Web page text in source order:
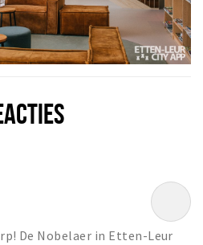
De Nobelaer in Etten-Leur